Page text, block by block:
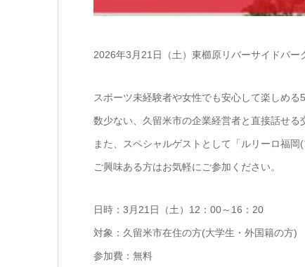
2026年3月21日（土）東櫛原リバーサイドパー
スポーツ未経験者や女性でも安心して楽しめ
数少ない、久留米市の企業経営者と直接話せ
また、スペシャルゲストとして「ルリーロ福
ご興味ある方はお気軽にご参加ください。
日時：3月21日（土）12：00～16：20
対象：久留米市在住の方(大学生・外国籍の方)
参加費：無料